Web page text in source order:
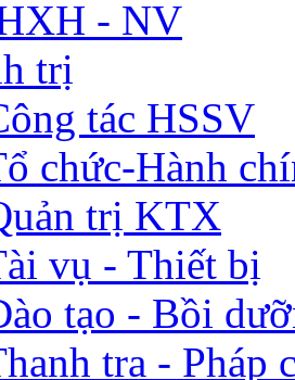
- NV
trị
tác HSSV
chức-Hành
trị KTX
vụ - Thiết bị
tạo - Bồi
tra - Pháp